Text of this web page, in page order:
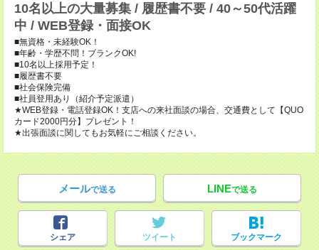
10名以上の大量募集 / 履歴書不要 / 40～50代活躍
中 / WEB登録・面接OK
■無資格・未経験OK！
■年齢・学歴不問！ブランクOK!
■10名以上採用予定！
■履歴書不要
■社会保険完備
■社員登用あり（紹介予定派遣）
★WEB登録・電話登録OK！支店への来社面談の場合、交通費として【QUO
カード2000円分】プレゼント！
★出張面談に関してもお気軽にご相談ください。
メールで送る LINEで送る
シェア ツイート ブックマーク